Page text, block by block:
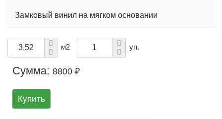
Замковый винил на мягком основании
м2 уп.
Сумма: 8800 ₽
Купить